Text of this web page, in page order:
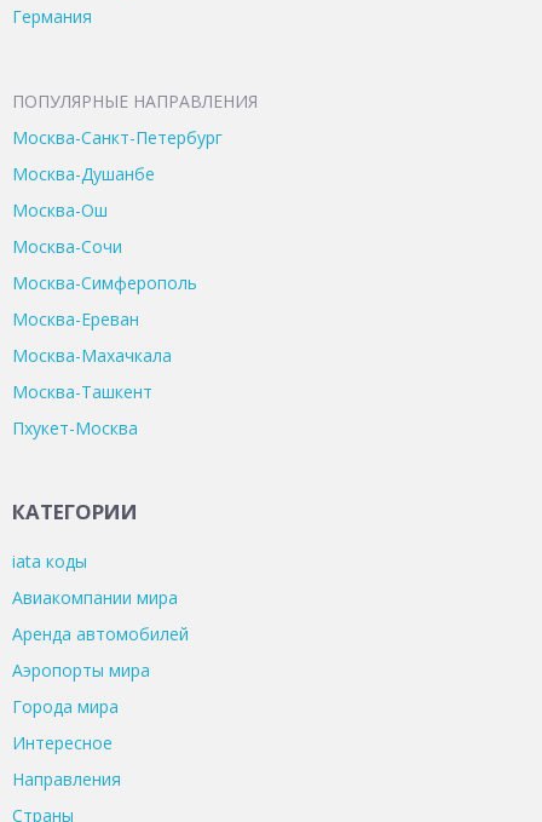
Германия
ПОПУЛЯРНЫЕ НАПРАВЛЕНИЯ
Москва-Санкт-Петербург
Москва-Душанбе
Москва-Ош
Москва-Сочи
Москва-Симферополь
Москва-Ереван
Москва-Махачкала
Москва-Ташкент
Пхукет-Москва
КАТЕГОРИИ
iata коды
Авиакомпании мира
Аренда автомобилей
Аэропорты мира
Города мира
Интересное
Направления
Страны